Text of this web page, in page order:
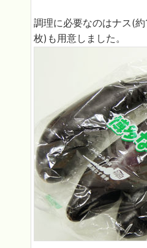
調理に必要なのはナス(
枚)も用意しました。